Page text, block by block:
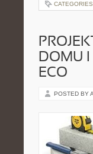
DOMU
ECO
POSTED BY